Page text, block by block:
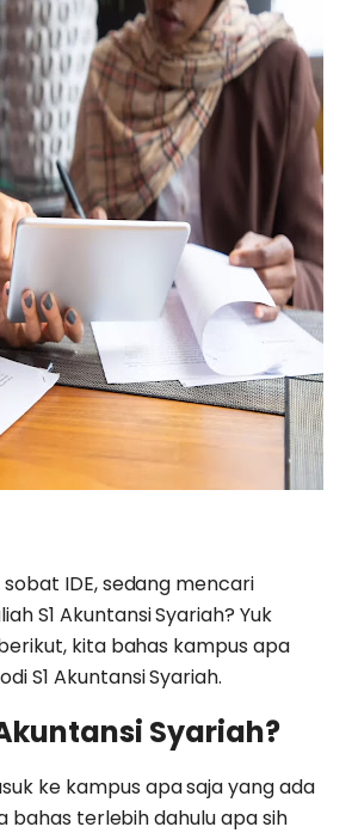
sobat IDE, sedang mencari
S1 Akuntansi Syariah? Yuk
kita bahas kampus apa
S1 Akuntansi Syariah.
Syariah?
ke kampus apa saja yang ada
bahas terlebih dahulu apa sih